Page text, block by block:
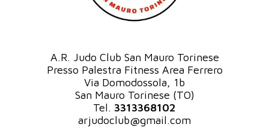
A.R. Judo Club San Mauro Torinese
Presso Palestra Fitness Area Ferrero
Via Domodossola, 1b
San Mauro Torinese (TO)
Tel. 3313368102
arjudoclub@gmail.com